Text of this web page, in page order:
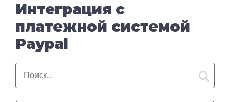
Интеграция с
платежной системой
Paypal